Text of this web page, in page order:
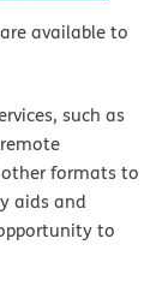
available to
such as
formats to
aids and
to